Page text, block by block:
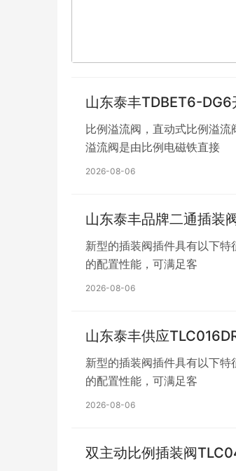
山东泰丰TDBET6-
比例溢流阀，直动式比例溢
溢流阀是由比例电磁铁直接
2026-08-06
山东泰丰品牌二通插
新型的插装阀插件具有以下
的配置性能，可满足客
2026-08-06
山东泰丰供应
新型的插装阀插件具有以下
的配置性能，可满足客
2026-08-06
双主动比例插装阀